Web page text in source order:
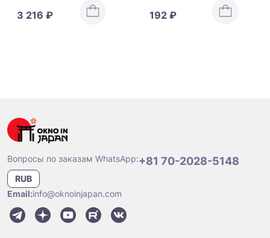
3 216 ₽
Treatment NMN Stretch i
Sheet
192 ₽
Вопросы по заказам WhatsApp:+81 70-2028-5148
RUB
Email:info@oknoinjapan.com